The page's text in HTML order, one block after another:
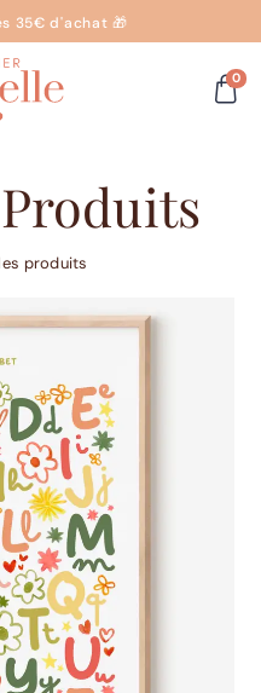
35€ d'achat 🎁
0
produits